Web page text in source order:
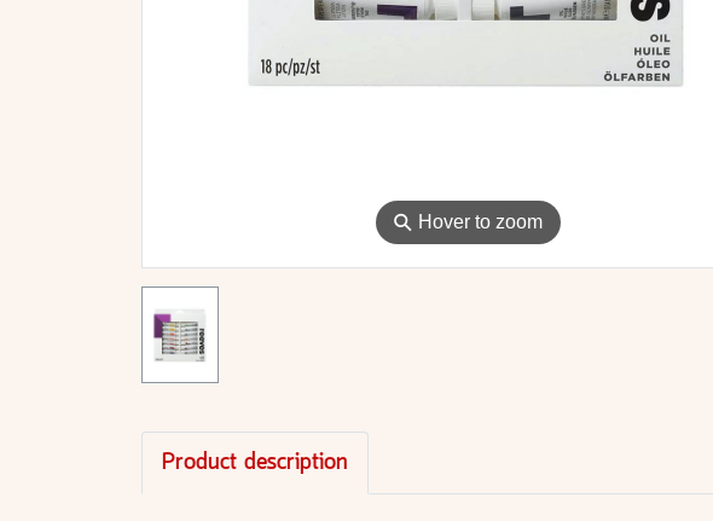
⚲ Hover to zoom
Product description